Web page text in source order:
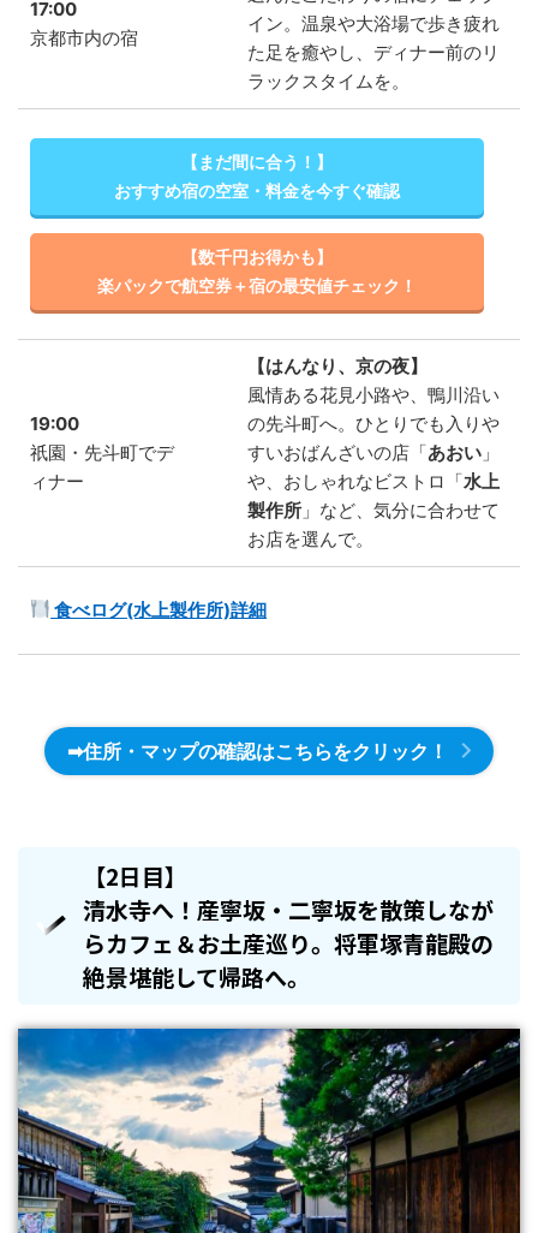
17:00
京都市内の宿
イン。温泉や大浴場で歩き疲れ
た足を癒やし、ディナー前のリ
ラックスタイムを。
【まだ間に合う！】
おすすめ宿の空室・料金を今すぐ確認
【数千円お得かも】
楽パックで航空券＋宿の最安値チェック！
19:00
祇園・先斗町でデ
ィナー
【はんなり、京の夜】
風情ある花見小路や、鴨川沿い
の先斗町へ。ひとりでも入りや
すいおばんざいの店「あおい」
や、おしゃれなビストロ「水上
製作所」など、気分に合わせて
お店を選んで。
食べログ(水上製作所)詳細
➡住所・マップの確認はこちらをクリック！
【2日目】
清水寺へ！産寧坂・二寧坂を散策しなが
らカフェ＆お土産巡り。将軍塚青龍殿の
絶景堪能して帰路へ。